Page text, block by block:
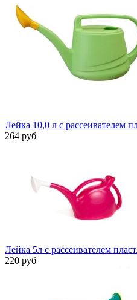
Лейка 10,0 л с рассеивателем
264 руб
Лейка 5л с рассеивателем
220 руб